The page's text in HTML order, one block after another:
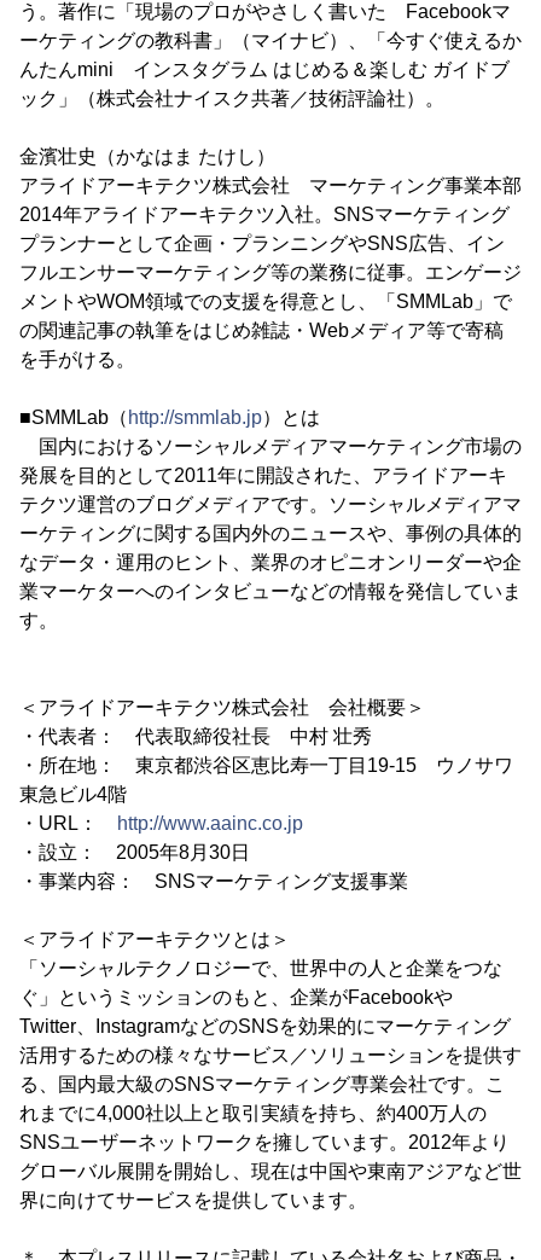
う。著作に「現場のプロがやさしく書いた Facebookマ
ーケティングの教科書」（マイナビ）、「今すぐ使えるか
んたんmini インスタグラム はじめる＆楽しむ ガイドブ
ック」（株式会社ナイスク共著／技術評論社）。
金濱壮史（かなはま たけし）
アライドアーキテクツ株式会社 マーケティング事業本部
2014年アライドアーキテクツ入社。SNSマーケティング
プランナーとして企画・プランニングやSNS広告、イン
フルエンサーマーケティング等の業務に従事。エンゲージ
メントやWOM領域での支援を得意とし、「SMMLab」で
の関連記事の執筆をはじめ雑誌・Webメディア等で寄稿
を手がける。
■SMMLab（ http://smmlab.jp）とは
国内におけるソーシャルメディアマーケティング市場の
発展を目的として2011年に開設された、アライドアーキ
テクツ運営のブログメディアです。ソーシャルメディアマ
ーケティングに関する国内外のニュースや、事例の具体的
なデータ・運用のヒント、業界のオピニオンリーダーや企
業マーケターへのインタビューなどの情報を発信していま
す。
＜アライドアーキテクツ株式会社 会社概要＞
・代表者： 代表取締役社長 中村 壮秀
・所在地： 東京都渋谷区恵比寿一丁目19-15 ウノサワ
東急ビル4階
・URL：
http://www.aainc.co.jp
・設立： 2005年8月30日
・事業内容： SNSマーケティング支援事業
＜アライドアーキテクツとは＞
「ソーシャルテクノロジーで、世界中の人と企業をつな
ぐ」というミッションのもと、企業がFacebookや
Twitter、InstagramなどのSNSを効果的にマーケティング
活用するための様々なサービス／ソリューションを提供す
る、国内最大級のSNSマーケティング専業会社です。こ
れまでに4,000社以上と取引実績を持ち、約400万人の
SNSユーザーネットワークを擁しています。2012年より
グローバル展開を開始し、現在は中国や東南アジアなど世
界に向けてサービスを提供しています。